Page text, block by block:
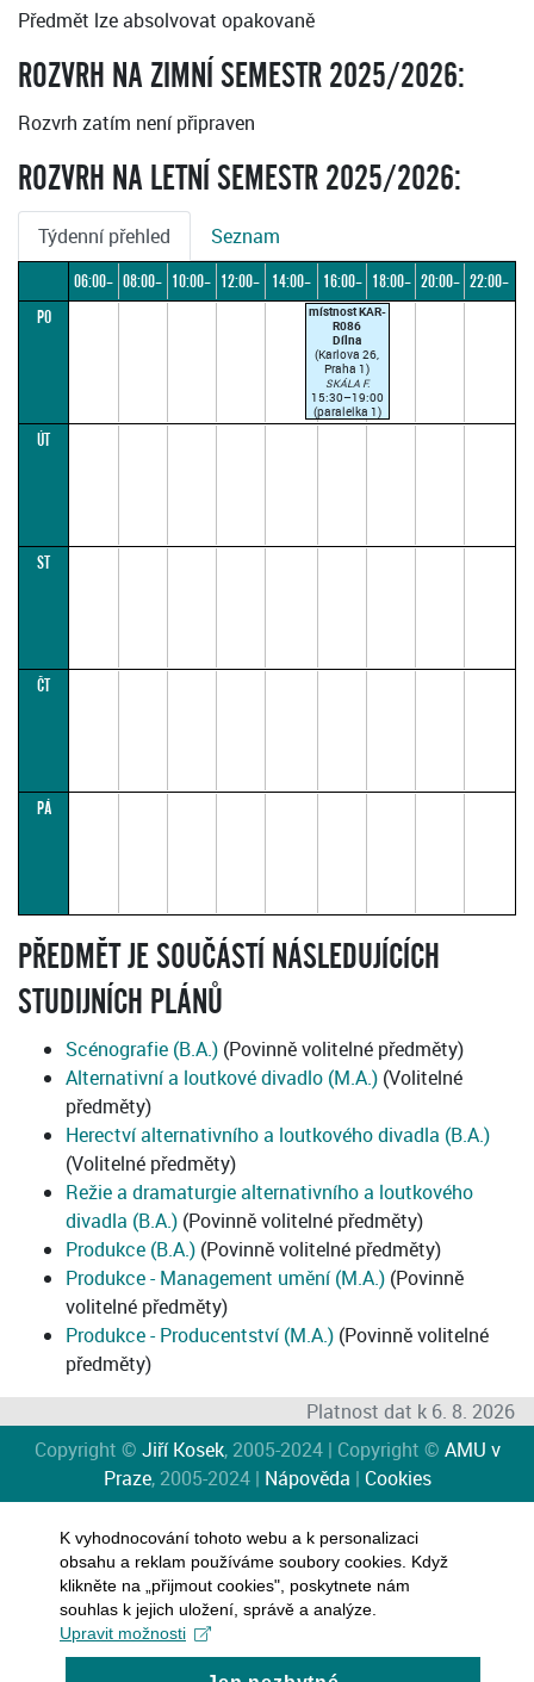
Předmět lze absolvovat opakovaně
ROZVRH NA ZIMNÍ SEMESTR 2025/2026:
Rozvrh zatím není připraven
ROZVRH NA LETNÍ SEMESTR 2025/2026:
Týdenní přehled Seznam
06:00– 08:00– 10:00– 12:00–
14:00–
16:00–
18:00
18:00–
20:00
20:00– 22:00–
PO
místnost KAR-
R086
Dílna
(Karlova 26,
Praha 1)
SKÁLA F.
15:30–19:00
(paralelka 1)
ÚT
ST
ČT
PÁ
PŘEDMĚT JE SOUČÁSTÍ NÁSLEDUJÍCÍCH
STUDIJNÍCH PLÁNŮ
Scénografie (B.A.) (Povinně volitelné předměty)
Alternativní a loutkové divadlo (M.A.) (Volitelné
předměty)
Herectví alternativního a loutkového divadla (B.A.)
(Volitelné předměty)
Režie a dramaturgie alternativního a loutkového
divadla (B.A.) (Povinně volitelné předměty)
Produkce (B.A.) (Povinně volitelné předměty)
Produkce - Management umění (M.A.) (Povinně
volitelné předměty)
Produkce - Producentství (M.A.) (Povinně volitelné
předměty)
Platnost dat k 6. 8. 2026
Copyright © Jiří Kosek, 2005-2024 | Copyright © AMU v
Praze, 2005-2024 | Nápověda | Cookies
K vyhodnocování tohoto webu a k personalizaci
obsahu a reklam používáme soubory cookies. Když
klikněte na „přijmout cookies", poskytnete nám
souhlas k jejich uložení, správě a analýze.
Upravit možnosti